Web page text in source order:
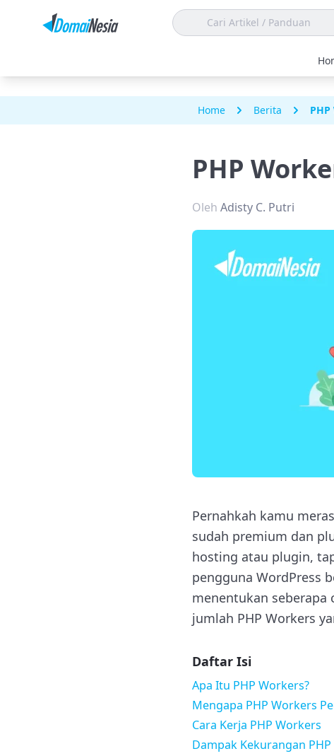
Home Berita
PHP
Oleh Adisty C. Putri
Pernahkah kamu
sudah premium dan
hosting atau plugin,
pengguna WordPress
menentukan seberapa
jumlah PHP Workers
Daftar Isi
Apa Itu PHP Workers?
Mengapa PHP Workers
Cara Kerja PHP Workers
Dampak Kekurangan